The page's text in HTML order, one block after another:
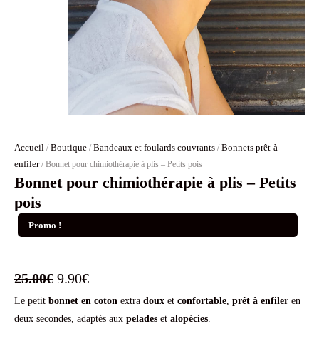
Accueil / Boutique / Bandeaux et foulards couvrants / Bonnets prêt-à-
enfiler/ Bonnet pour chimiothérapie à plis – Petits pois
Bonnet pour chimiothérapie à plis – Petits
pois
Promo !
25.00€ Le
prix
initial
9.90€Le
prix
actuel
Le petit bonnet en coton extra doux et confortable, prêt à enfiler en
deux secondes, adaptés aux pelades et alopécies.